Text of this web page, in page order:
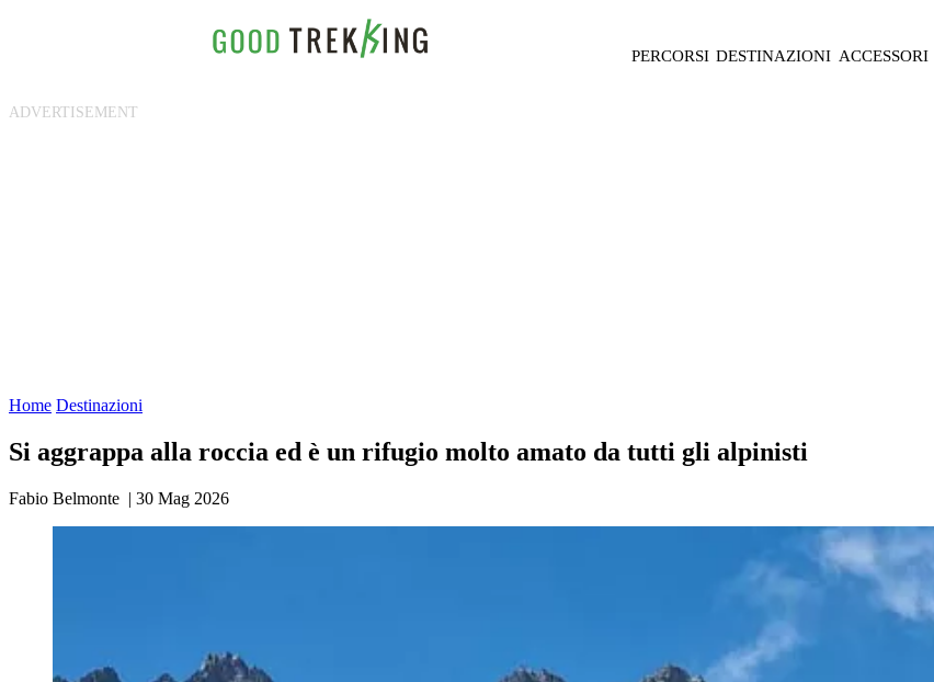
PERCORSI DESTINAZIONI ACCESSORI
Home Destinazioni
Si aggrappa alla roccia ed è un rifugio molto amato da tutti gli alpinisti
Fabio Belmonte | 30 Mag 2026